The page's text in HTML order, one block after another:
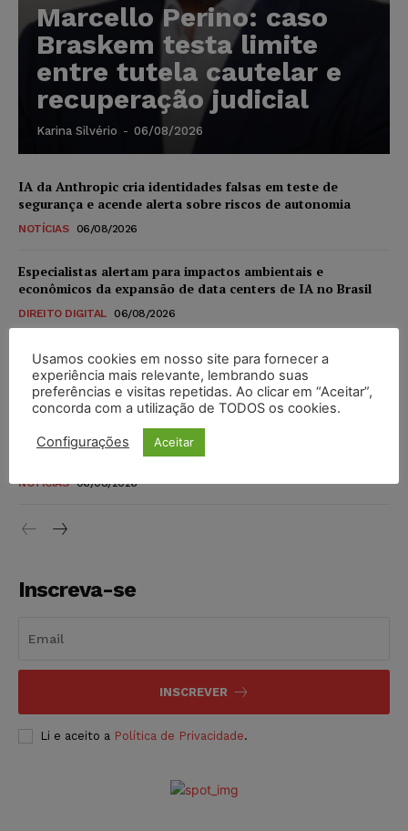
Marcello Perino: caso
Braskem testa limite
entre tutela cautelar e
recuperação judicial
Karina Silvério - 06/08/2026
IA da Anthropic cria identidades falsas em teste de
segurança e acende alerta sobre riscos de autonomia
NOTÍCIAS 06/08/2026
Especialistas alertam para impactos ambientais e
econômicos da expansão de data centers de IA no Brasil
DIREITO DIGITAL 06/08/2026
TSE reforça que sistemas das urnas eletrônicas tornam-se
invioláveis após assinatura digital e lacração
NOTÍCIAS 06/08/2026
STF inicia julgamento sobre constitucionalidade da
proibição dos jogos de azar no Brasil
NOTÍCIAS 06/08/2026
Inscreva-se
INSCREVER
Li e aceito a Política de Privacidade.
Usamos cookies em nosso site para fornecer a
experiência mais relevante, lembrando suas
preferências e visitas repetidas. Ao clicar em “Aceitar”,
concorda com a utilização de TODOS os cookies.
Configurações Aceitar